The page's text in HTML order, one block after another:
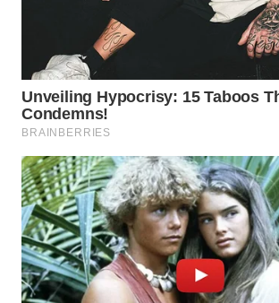
WN
BOROBUDUR
WN
MADURA
WN
SURABAYA
WN
NATUNA